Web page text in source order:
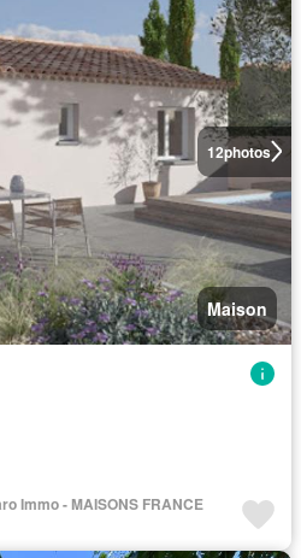
12photos
Maison
Immo - MAISONS FRANCE